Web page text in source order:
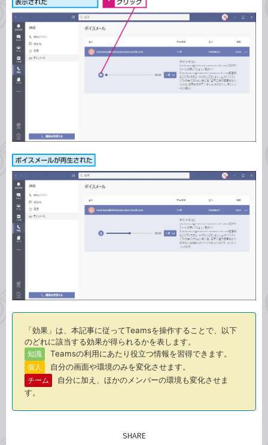
「効果」は、本記事に従ってTeamsを操作することで、以下
のどれに該当する効果が得られるかを表します。
知識 Teamsの利用にあたり役立つ情報を習得できます。
個人 自分の画面や環境のみを変化させます。
チーム
自分に加え、ほかのメンバーの環境も変化させま
す。
SHARE